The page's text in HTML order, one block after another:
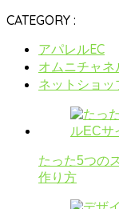
CATEGORY :
アパレルEC
オムニチャネ
ネットショッ
たった5つの
作り方